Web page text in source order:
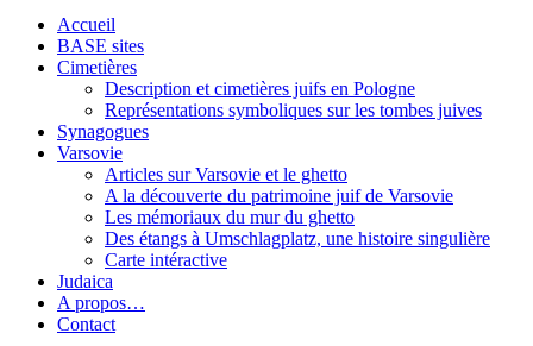
Accueil
BASE sites
Cimetières
Description et cimetières juifs en Pologne
Représentations symboliques sur les tombes juives
Synagogues
Varsovie
Articles sur Varsovie et le ghetto
A la découverte du patrimoine juif de Varsovie
Les mémoriaux du mur du ghetto
Des étangs à Umschlagplatz, une histoire singulière
Carte intéractive
Judaica
A propos…
Contact